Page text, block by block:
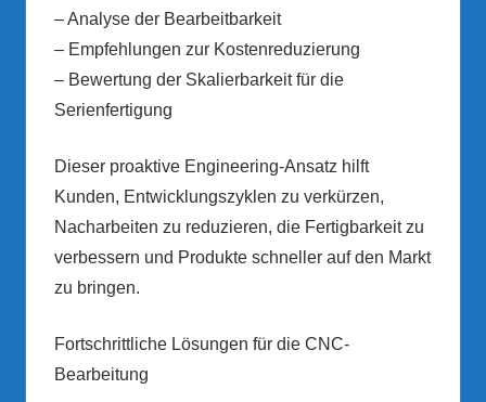
– Analyse der Bearbeitbarkeit
– Empfehlungen zur Kostenreduzierung
– Bewertung der Skalierbarkeit für die
Serienfertigung
Dieser proaktive Engineering-Ansatz hilft
Kunden, Entwicklungszyklen zu verkürzen,
Nacharbeiten zu reduzieren, die Fertigbarkeit zu
verbessern und Produkte schneller auf den Markt
zu bringen.
Fortschrittliche Lösungen für die CNC-
Bearbeitung